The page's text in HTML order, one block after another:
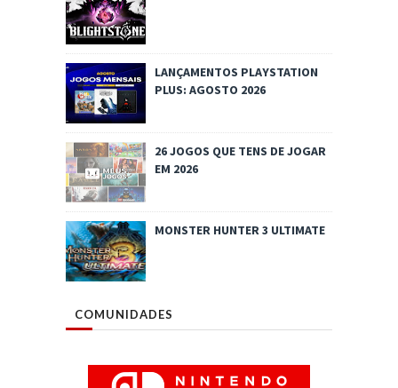
LANÇAMENTOS PLAYSTATION
PLUS: AGOSTO 2026
26 JOGOS QUE TENS DE JOGAR
EM 2026
MONSTER HUNTER 3 ULTIMATE
COMUNIDADES